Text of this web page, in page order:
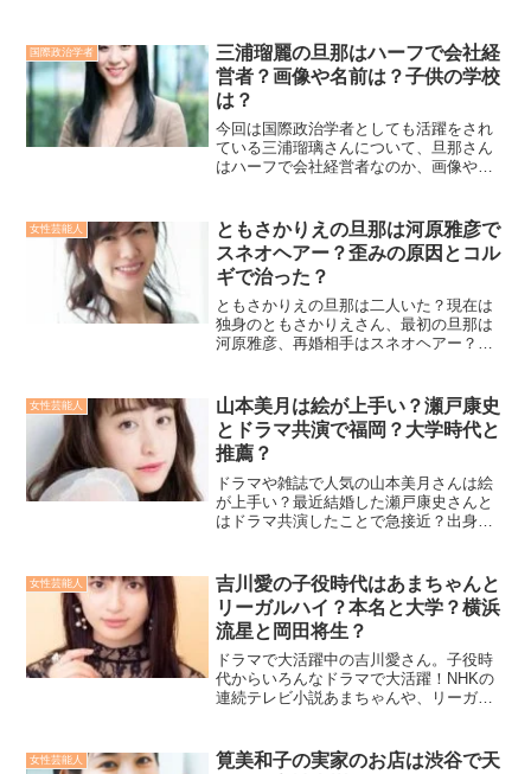
校時代は？とあらゆることを徹底チェッ
ク！
国際政治学者
三浦瑠麗の旦那はハーフで会社経
営者？画像や名前は？子供の学校
は？
今回は国際政治学者としても活躍をされ
ている三浦瑠璃さんについて、旦那さん
はハーフで会社経営者なのか、画像や名
たいと思います！
女性芸能人
ともさかりえの旦那は河原雅彦で
スネオヘアー？歪みの原因とコル
ギで治った？
ともさかりえの旦那は二人いた？現在は
独身のともさかりえさん、最初の旦那は
河原雅彦、再婚相手はスネオヘアー？そ
たの？それぞれの件、徹底調査しまし
た！
女性芸能人
山本美月は絵が上手い？瀬戸康史
とドラマ共演で福岡？大学時代と
推薦？
ドラマや雑誌で人気の山本美月さんは絵
が上手い？最近結婚した瀬戸康史さんと
はドラマ共演したことで急接近？出身は
しっかり掘り下げてみました！
女性芸能人
吉川愛の子役時代はあまちゃんと
リーガルハイ？本名と大学？横浜
流星と岡田将生？
ドラマで大活躍中の吉川愛さん。子役時
代からいろんなドラマで大活躍！NHKの
連続テレビ小説あまちゃんや、リーガル
との関係？気になる事を徹底調査しまし
女性芸能人
筧美和子の実家のお店は渋谷で天